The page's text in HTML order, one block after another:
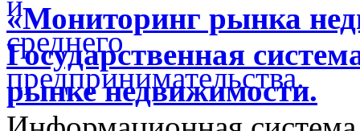
«Мониторинг рынка
Государственная
рынке недвижимости.